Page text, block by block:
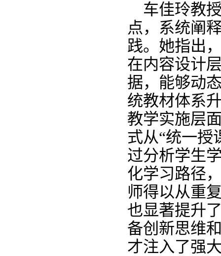
车佳玲教
点，系统阐
践。她指出
在内容设计
据，能够动
统教材体系
教学实施层
式从“统一授
过分析学生
化学习路径
师得以从重
也显著提升
备创新思维
才注入了强